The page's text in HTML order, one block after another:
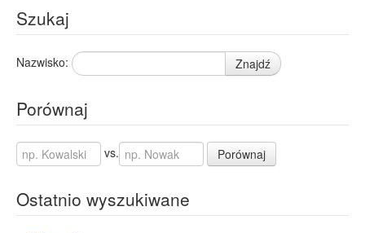
Szukaj
Nazwisko: Znajdź
Porównaj
vs. Porównaj
Ostatnio wyszukiwane